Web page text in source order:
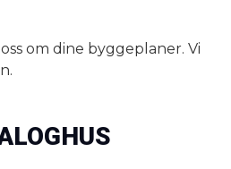
om dine byggeplaner. Vi